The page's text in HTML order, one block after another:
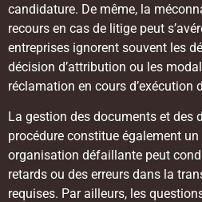
candidature. De même, la
recours en cas de litige peut
entreprises ignorent souvent les
décision d’attribution ou les
réclamation en cours d’exécution
La gestion des documents et des
procédure constitue également
organisation défaillante peut
retards ou des erreurs dans la
requises. Par ailleurs, les